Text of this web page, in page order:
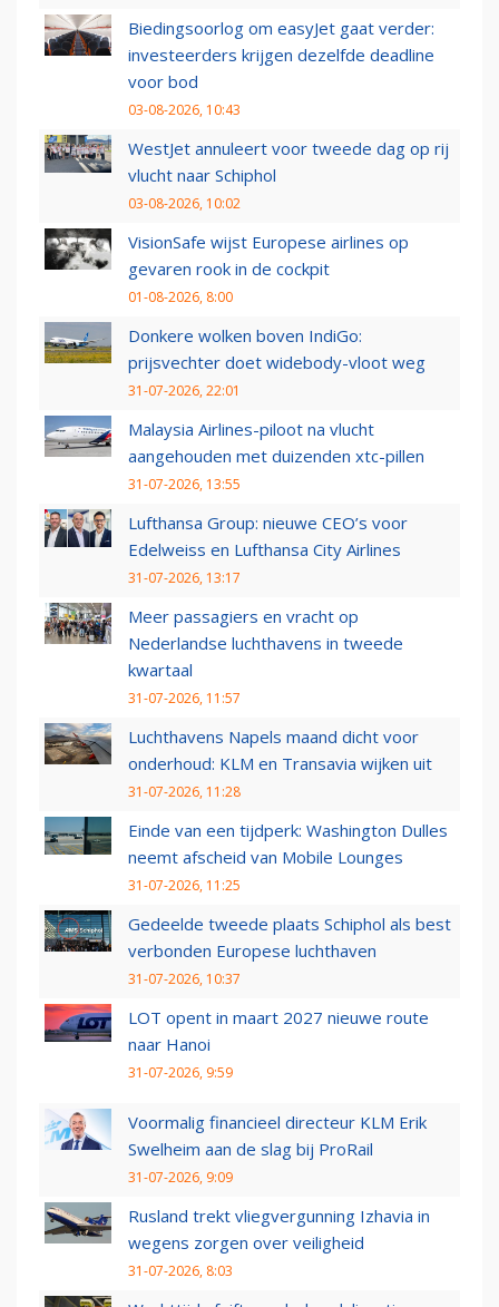
Biedingsoorlog om easyJet gaat verder:
investeerders krijgen dezelfde deadline
voor bod
03-08-2026, 10:43
WestJet annuleert voor tweede dag op rij
vlucht naar Schiphol
03-08-2026, 10:02
VisionSafe wijst Europese airlines op
gevaren rook in de cockpit
01-08-2026, 8:00
Donkere wolken boven IndiGo:
prijsvechter doet widebody-vloot weg
31-07-2026, 22:01
Malaysia Airlines-piloot na vlucht
aangehouden met duizenden xtc-pillen
31-07-2026, 13:55
Lufthansa Group: nieuwe CEO’s voor
Edelweiss en Lufthansa City Airlines
31-07-2026, 13:17
Meer passagiers en vracht op
Nederlandse luchthavens in tweede
kwartaal
31-07-2026, 11:57
Luchthavens Napels maand dicht voor
onderhoud: KLM en Transavia wijken uit
31-07-2026, 11:28
Einde van een tijdperk: Washington Dulles
neemt afscheid van Mobile Lounges
31-07-2026, 11:25
Gedeelde tweede plaats Schiphol als best
verbonden Europese luchthaven
31-07-2026, 10:37
LOT opent in maart 2027 nieuwe route
naar Hanoi
31-07-2026, 9:59
Voormalig financieel directeur KLM Erik
Swelheim aan de slag bij ProRail
31-07-2026, 9:09
Rusland trekt vliegvergunning Izhavia in
wegens zorgen over veiligheid
31-07-2026, 8:03